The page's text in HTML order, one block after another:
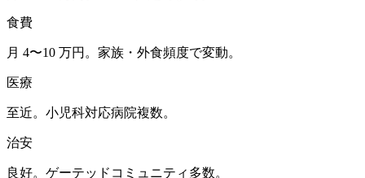
食費
月 4〜10 万円。家族・外食頻度で変動。
医療
至近。小児科対応病院複数。
治安
良好。ゲーテッドコミュニティ多数。